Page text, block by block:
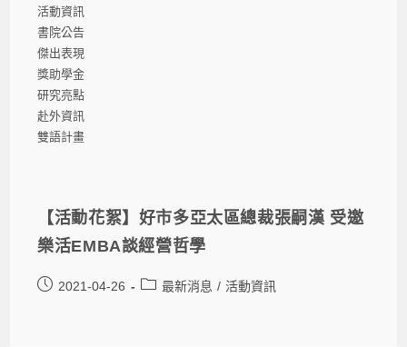
活動資訊
書院公告
傑出表現
獎助學金
研究亮點
赴外資訊
雙語計畫
【活動花絮】好市多亞太區總裁張嗣漢 受邀
樂活EMBA談經營哲學
2021-04-26 最新消息 / 活動資訊